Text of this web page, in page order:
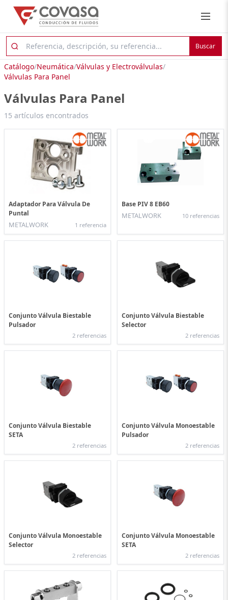
Buscar
Catálogo/Neumática/Válvulas y Electroválvulas/
Válvulas Para Panel
Válvulas Para Panel
15 artículos encontrados
Adaptador Para Válvula De
Puntal
METALWORK 1 referencia
Base PIV 8 EB60
METALWORK 10 referencias
Conjunto Válvula Biestable
Pulsador
2 referencias
Conjunto Válvula Biestable
Selector
2 referencias
Conjunto Válvula Biestable
SETA
2 referencias
Conjunto Válvula Monoestable
Pulsador
2 referencias
Conjunto Válvula Monoestable
Selector
2 referencias
Conjunto Válvula Monoestable
SETA
2 referencias